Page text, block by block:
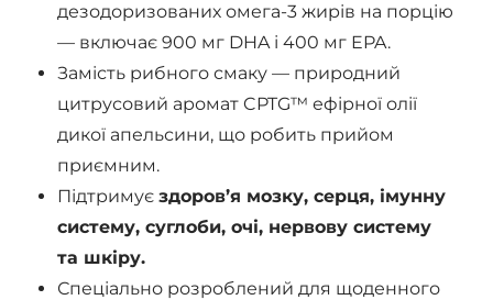
дезодоризованих омега-3 жирів на порцію
— включає 900 мг DHA і 400 мг EPA.
Замість рибного смаку — природний
цитрусовий аромат CPTG™ ефірної олії
дикої апельсини, що робить прийом
приємним.
Підтримуєздоров’я мозку, серця, імунну
систему, суглоби, очі, нервову систему
та шкіру.
Спеціально розроблений для щоденного